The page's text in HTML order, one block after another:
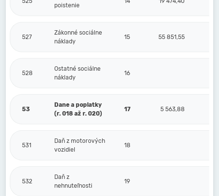
poistenie
527
Zákonné sociálne
náklady
15 55 851,55
528
Ostatné sociálne
náklady
16
53
Dane a poplatky
(r. 018 až r. 020)
17 5 563,88
531
Daň z motorových
vozidiel
18
532
Daň z
nehnuteľnosti
19